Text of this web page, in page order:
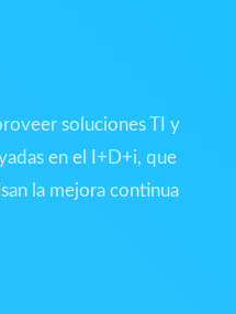
soluciones TI y
en el I+D+i, que
la mejora continua